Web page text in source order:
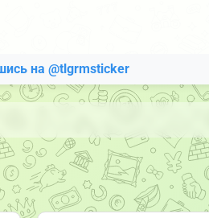
на @tlgrmsticker